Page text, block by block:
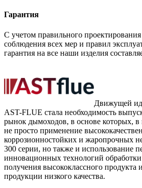
Гарантия
С учетом правильного
соблюдения всех мер и правил
гарантия на все наши изделия
Движущей
AST-FLUE стала необходимость
рынок дымоходов, в основе которых, в
не просто применение
коррозионностойких и жаропрочных
300 серии, но также и использование
инновационных технологий
получения высококлассного продукта
продукции низкого качества.